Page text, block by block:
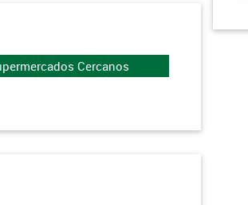
Cercanos